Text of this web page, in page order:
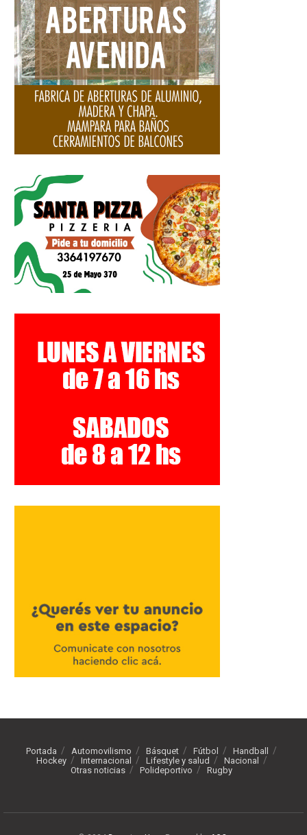
Portada Automovilismo Básquet Fútbol
Handball
Hockey
Internacional Lifestyle y salud
Nacional
Otras noticias
Polideportivo Rugby